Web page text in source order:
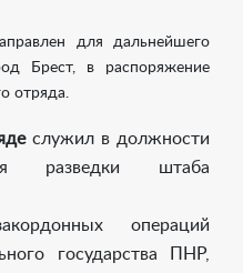
для дальнейшего
Брест, в распоряжение
отряда.
служил в должности
разведки штаба
операций
государства ПНР,